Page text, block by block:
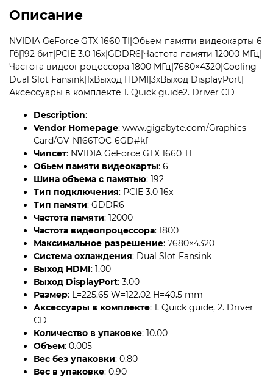
Описание
NVIDIA GeForce GTX 1660 TI|Обьем памяти видеокарты 6
Гб|192 бит|PCIE 3.0 16x|GDDR6|Частота памяти 12000 МГц|
Частота видеопроцессора 1800 МГц|7680×4320|Cooling
Dual Slot Fansink|1xВыход HDMI|3xВыход DisplayPort|
Аксессуары в комплекте 1. Quick guide2. Driver CD
Description:
Vendor Homepage: www.gigabyte.com/Graphics-
Card/GV-N166TOC-6GD#kf
Чипсет: NVIDIA GeForce GTX 1660 TI
Обьем памяти видеокарты: 6
Шина объема с памятью: 192
Тип подключения: PCIE 3.0 16x
Тип памяти: GDDR6
Частота памяти: 12000
Частота видеопроцессора: 1800
Максимальное разрешение: 7680×4320
Система охлаждения: Dual Slot Fansink
Выход HDMI: 1.00
Выход DisplayPort: 3.00
Размер: L=225.65 W=122.02 H=40.5 mm
Аксессуары в комплекте: 1. Quick guide, 2. Driver
CD
Количество в упаковке: 10.00
Объем: 0.005
Вес без упаковки: 0.80
Вес в упаковке: 0.90